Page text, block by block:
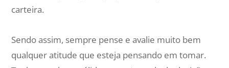
carteira.
Sendo assim, sempre pense e avalie muito bem
qualquer atitude que esteja pensando em tomar.